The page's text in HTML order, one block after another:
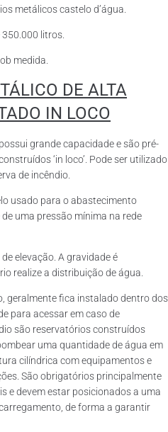
metálicos castelo d’água.
litros.
medida.
DE ALTA
IN LOCO
grande capacidade e são pré-
‘in loco’. Pode ser utilizado
de incêndio.
usado para o abastecimento
uma pressão mínima na rede
elevação. A gravidade é
realize a distribuição de água.
geralmente fica instalado dentro dos
para acessar em caso de
são reservatórios construídos
uma quantidade de água em
cilíndrica com equipamentos e
São obrigatórios principalmente
e devem estar posicionados a uma
de forma a garantir